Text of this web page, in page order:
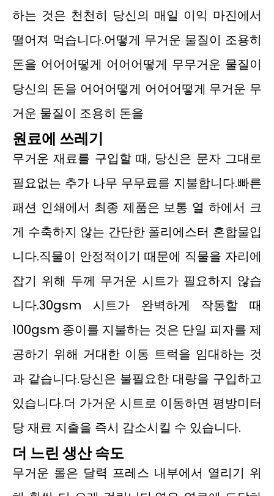
하는 것은 천천히 당신의 매일 이익 마진에서
떨어져 먹습니다.어떻게 무거운 물질이 조용히
돈을 어어어떻게 어어어떻게 무무거운 물질이
당신의 돈을 어어어떻게 어어어떻게 무거운 무
거운 물질이 조용히 돈을
원료에 쓰레기
무거운 재료를 구입할 때, 당신은 문자 그대로
필요없는 추가 나무 무무료를 지불합니다.빠른
패션 인쇄에서 최종 제품은 보통 열 하에서 크
게 수축하지 않는 간단한 폴리에스터 혼합물입
니다.직물이 안정적이기 때문에 직물을 자리에
잡기 위해 두께 무거운 시트가 필요하지 않습
니다.30gsm 시트가 완벽하게 작동할 때
100gsm 종이를 지불하는 것은 단일 피자를 제
공하기 위해 거대한 이동 트럭을 임대하는 것
과 같습니다.당신은 불필요한 대량을 구입하고
있습니다.더 가거운 시트로 이동하면 평방미터
당 재료 지출을 즉시 감소시킬 수 있습니다.
더 느린 생산 속도
무거운 롤은 달력 프레스 내부에서 열리기 위